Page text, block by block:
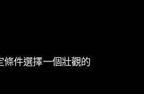
條件選擇一個壯觀的